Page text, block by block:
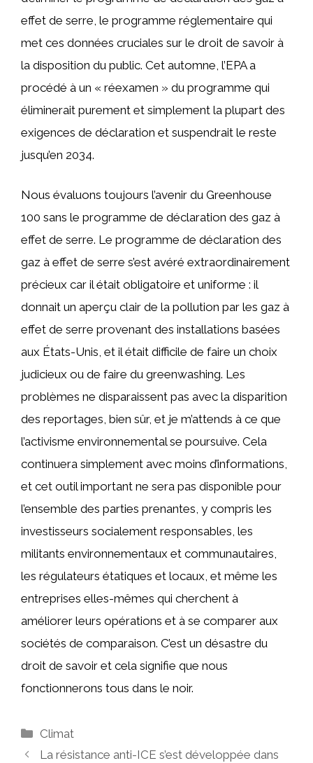
effet de serre, le programme réglementaire qui
met ces données cruciales sur le droit de savoir à
la disposition du public. Cet automne, l’EPA a
procédé à un « réexamen » du programme qui
éliminerait purement et simplement la plupart des
exigences de déclaration et suspendrait le reste
jusqu’en 2034.
Nous évaluons toujours l’avenir du Greenhouse
100 sans le programme de déclaration des gaz à
effet de serre. Le programme de déclaration des
gaz à effet de serre s’est avéré extraordinairement
précieux car il était obligatoire et uniforme : il
donnait un aperçu clair de la pollution par les gaz à
effet de serre provenant des installations basées
aux États-Unis, et il était difficile de faire un choix
judicieux ou de faire du greenwashing. Les
problèmes ne disparaissent pas avec la disparition
des reportages, bien sûr, et je m’attends à ce que
l’activisme environnemental se poursuive. Cela
continuera simplement avec moins d’informations,
et cet outil important ne sera pas disponible pour
l’ensemble des parties prenantes, y compris les
investisseurs socialement responsables, les
militants environnementaux et communautaires,
les régulateurs étatiques et locaux, et même les
entreprises elles-mêmes qui cherchent à
améliorer leurs opérations et à se comparer aux
sociétés de comparaison. C’est un désastre du
droit de savoir et cela signifie que nous
fonctionnerons tous dans le noir.
Catégories
Climat
La résistance anti-ICE s’est développée dans